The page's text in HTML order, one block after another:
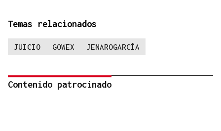
Temas relacionados
JUICIO GOWEX JENAROGARCÍA
Contenido patrocinado